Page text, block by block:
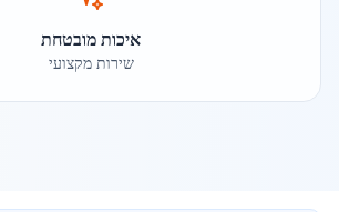
איכות מובטחת
שירות מקצועי